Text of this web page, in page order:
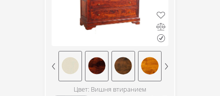
Цвет: Вишня втиранием